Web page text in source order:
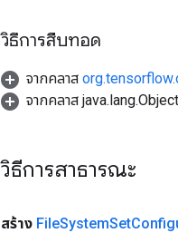
วิธีการสืบทอด
จากคลาส
จากคลาส java.lang.Object
วิธีการสาธารณะ
สร้าง FileSystemSet